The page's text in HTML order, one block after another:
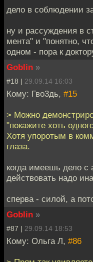
дело в соблюдении
ну и рассуждения в
мента" и "понятно,
одном - пора к
Goblin »
#18 | 29.09.14 16:03
Кому: Гво3дь, #15
> Можно
"покажите хоть
Хотя упоротым в
глаза.
когда имеешь дело
действовать надо
сперва - силой, а
Goblin »
#87 | 29.09.14 18:53
Кому: Ольга Л, #86